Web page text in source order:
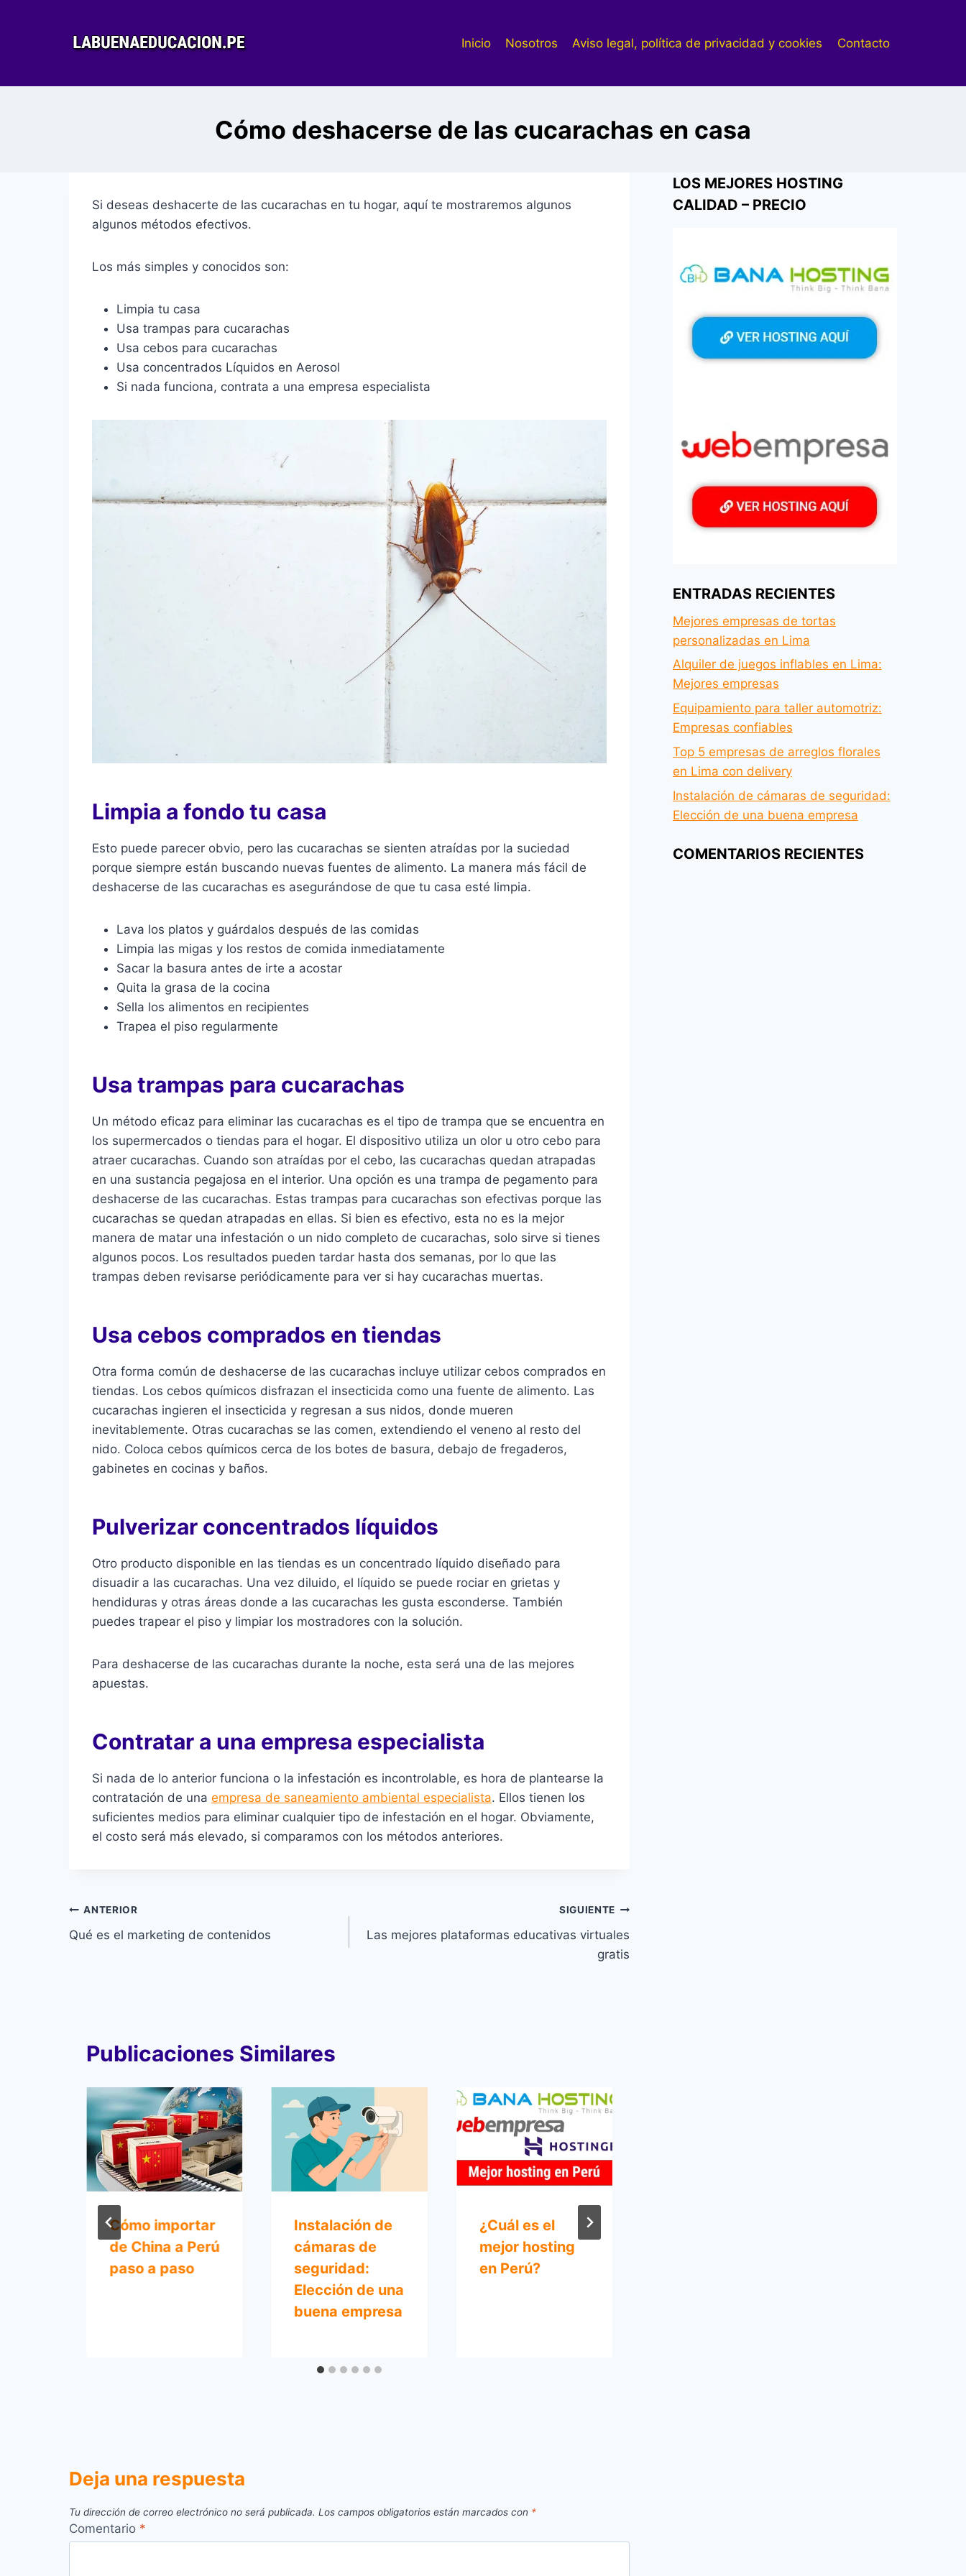
Inicio Nosotros Aviso legal, política de privacidad y cookies Contacto
Cómo deshacerse de las cucarachas en casa
Si deseas deshacerte de las cucarachas en tu hogar, aquí te mostraremos algunos
algunos métodos efectivos.
Los más simples y conocidos son:
Limpia tu casa
Usa trampas para cucarachas
Usa cebos para cucarachas
Usa concentrados Líquidos en Aerosol
Si nada funciona, contrata a una empresa especialista
Limpia a fondo tu casa
Esto puede parecer obvio, pero las cucarachas se sienten atraídas por la suciedad
porque siempre están buscando nuevas fuentes de alimento. La manera más fácil de
deshacerse de las cucarachas es asegurándose de que tu casa esté limpia.
Lava los platos y guárdalos después de las comidas
Limpia las migas y los restos de comida inmediatamente
Sacar la basura antes de irte a acostar
Quita la grasa de la cocina
Sella los alimentos en recipientes
Trapea el piso regularmente
Usa trampas para cucarachas
Un método eficaz para eliminar las cucarachas es el tipo de trampa que se encuentra en
los supermercados o tiendas para el hogar. El dispositivo utiliza un olor u otro cebo para
atraer cucarachas. Cuando son atraídas por el cebo, las cucarachas quedan atrapadas
en una sustancia pegajosa en el interior. Una opción es una trampa de pegamento para
deshacerse de las cucarachas. Estas trampas para cucarachas son efectivas porque las
cucarachas se quedan atrapadas en ellas. Si bien es efectivo, esta no es la mejor
manera de matar una infestación o un nido completo de cucarachas, solo sirve si tienes
algunos pocos. Los resultados pueden tardar hasta dos semanas, por lo que las
trampas deben revisarse periódicamente para ver si hay cucarachas muertas.
Usa cebos comprados en tiendas
Otra forma común de deshacerse de las cucarachas incluye utilizar cebos comprados en
tiendas. Los cebos químicos disfrazan el insecticida como una fuente de alimento. Las
cucarachas ingieren el insecticida y regresan a sus nidos, donde mueren
inevitablemente. Otras cucarachas se las comen, extendiendo el veneno al resto del
nido. Coloca cebos químicos cerca de los botes de basura, debajo de fregaderos,
gabinetes en cocinas y baños.
Pulverizar concentrados líquidos
Otro producto disponible en las tiendas es un concentrado líquido diseñado para
disuadir a las cucarachas. Una vez diluido, el líquido se puede rociar en grietas y
hendiduras y otras áreas donde a las cucarachas les gusta esconderse. También
puedes trapear el piso y limpiar los mostradores con la solución.
Para deshacerse de las cucarachas durante la noche, esta será una de las mejores
apuestas.
Contratar a una empresa especialista
Si nada de lo anterior funciona o la infestación es incontrolable, es hora de plantearse la
contratación de una empresa de saneamiento ambiental especialista. Ellos tienen los
suficientes medios para eliminar cualquier tipo de infestación en el hogar. Obviamente,
el costo será más elevado, si comparamos con los métodos anteriores.
Navegación
de
ANTERIOR
Qué es el marketing de contenidos
SIGUIENTE
Las mejores plataformas educativas virtuales
gratis
Publicaciones Similares
Cómo importar
de China a Perú
paso a paso
Instalación de
cámaras de
seguridad:
Elección de una
buena empresa
¿Cuál es el
mejor hosting
en Perú?
Deja una respuesta
Tu dirección de correo electrónico no será publicada. Los campos obligatorios están marcados con *
Comentario *
LOS MEJORES HOSTING
CALIDAD – PRECIO
ENTRADAS RECIENTES
Mejores empresas de tortas
personalizadas en Lima
Alquiler de juegos inflables en Lima:
Mejores empresas
Equipamiento para taller automotriz:
Empresas confiables
Top 5 empresas de arreglos florales
en Lima con delivery
Instalación de cámaras de seguridad:
Elección de una buena empresa
COMENTARIOS RECIENTES